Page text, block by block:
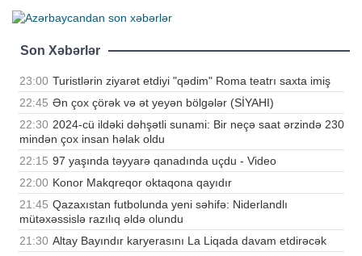
Son Xəbərlər
23:00 Turistlərin ziyarət etdiyi "qədim" Roma teatrı saxta imiş
22:45 Ən çox çörək və ət yeyən bölgələr (SİYAHI)
22:30 2024-cü ildəki dəhşətli sunami: Bir neçə saat ərzində 230
mindən çox insan həlak oldu
22:15 97 yaşında təyyarə qanadında uçdu - Video
22:00 Konor Makqreqor oktaqona qayıdır
21:45 Qazaxıstan futbolunda yeni səhifə: Niderlandlı
mütəxəssislə razılıq əldə olundu
21:30 Altay Bayındır karyerasını La Liqada davam etdirəcək